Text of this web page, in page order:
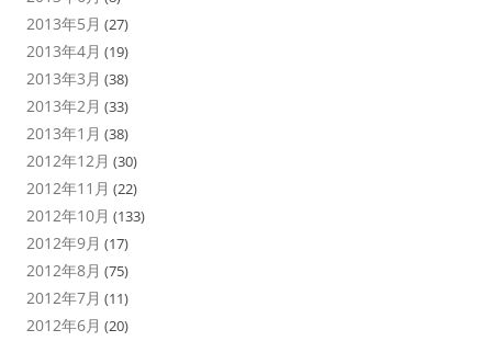
2013年5月 (27)
2013年4月 (19)
2013年3月 (38)
2013年2月 (33)
2013年1月 (38)
2012年12月 (30)
2012年11月 (22)
2012年10月 (133)
2012年9月 (17)
2012年8月 (75)
2012年7月 (11)
2012年6月 (20)